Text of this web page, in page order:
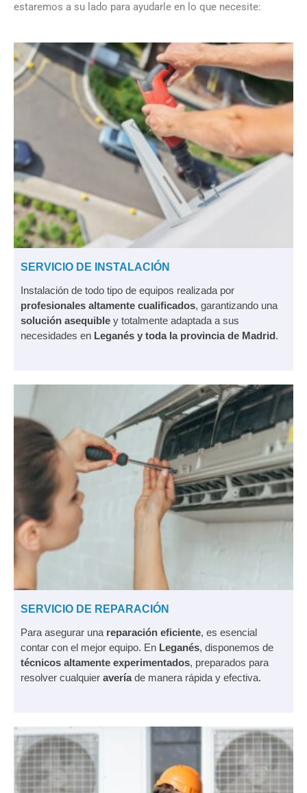
estaremos a su lado para ayudarle en lo que necesite:
SERVICIO DE INSTALACIÓN
Instalación de todo tipo de equipos realizada por
profesionales altamente cualificados, garantizando una
solución asequible y totalmente adaptada a sus
necesidades en Leganés y toda la provincia de Madrid.
SERVICIO DE REPARACIÓN
Para asegurar una reparación eficiente, es esencial
contar con el mejor equipo. En Leganés, disponemos de
técnicos altamente experimentados, preparados para
resolver cualquier averíade manera rápida y efectiva.